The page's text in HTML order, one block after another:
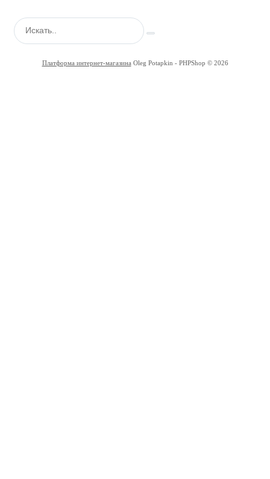
Платформа интернет-магазинаOleg Potapkin - PHPShop © 2026